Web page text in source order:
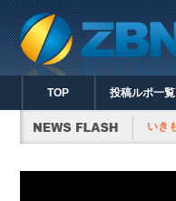
TOP 投稿ルポ一覧